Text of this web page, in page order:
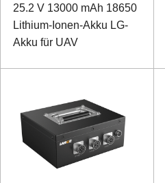
25.2 V 13000 mAh 18650
Lithium-Ionen-Akku LG-
Akku für UAV